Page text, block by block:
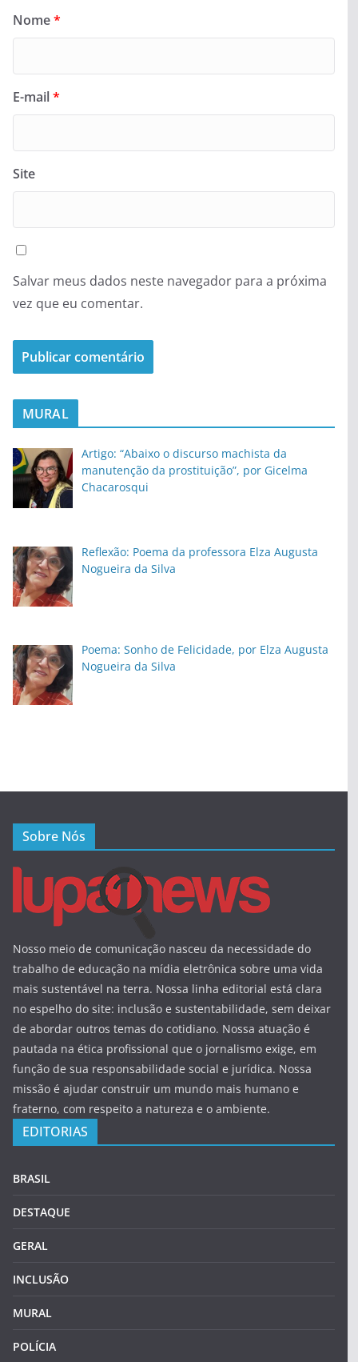
Nome*
E-mail*
Site
Salvar meus dados neste navegador para a próxima
vez que eu comentar.
MURAL
Artigo: “Abaixo o discurso machista da
manutenção da prostituição”, por Gicelma
Chacarosqui
Reflexão: Poema da professora Elza Augusta
Nogueira da Silva
Poema: Sonho de Felicidade, por Elza Augusta
Nogueira da Silva
Sobre Nós
Nosso meio de comunicação nasceu da necessidade do
trabalho de educação na mídia eletrônica sobre uma vida
mais sustentável na terra. Nossa linha editorial está clara
no espelho do site: inclusão e sustentabilidade, sem deixar
de abordar outros temas do cotidiano. Nossa atuação é
pautada na ética profissional que o jornalismo exige, em
função de sua responsabilidade social e jurídica. Nossa
missão é ajudar construir um mundo mais humano e
fraterno, com respeito a natureza e o ambiente.
EDITORIAS
BRASIL
DESTAQUE
GERAL
INCLUSÃO
MURAL
POLÍCIA